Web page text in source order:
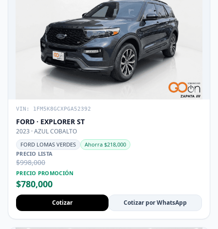
VIN: 1FM5K8GCXPGA52392
FORD · EXPLORER ST
2023 · AZUL COBALTO
FORD LOMAS VERDES
Ahorra $218,000
PRECIO LISTA
$998,000
PRECIO PROMOCIÓN
$780,000
Cotizar Cotizar por WhatsApp